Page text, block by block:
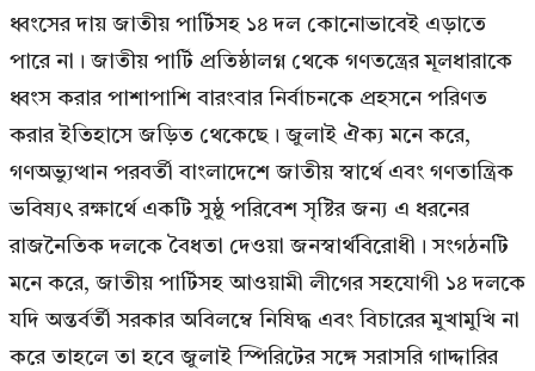
ধ্বংসের দায় জাতীয় পার্টিসহ ১৪ দল কোনোভাবেই এড়াতে
পারে না। জাতীয় পার্টি প্রতিষ্ঠালগ্ন থেকে গণতন্ত্রের মূলধারাকে
ধ্বংস করার পাশাপাশি বারংবার নির্বাচনকে প্রহসনে পরিণত
করার ইতিহাসে জড়িত থেকেছে। জুলাই ঐক্য মনে করে,
গণঅভ্যুত্থান পরবর্তী বাংলাদেশে জাতীয় স্বার্থে এবং গণতান্ত্রিক
ভবিষ্যৎ রক্ষার্থে একটি সুষ্ঠু পরিবেশ সৃষ্টির জন্য এ ধরনের
রাজনৈতিক দলকে বৈধতা দেওয়া জনস্বার্থবিরোধী। সংগঠনটি
মনে করে, জাতীয় পার্টিসহ আওয়ামী লীগের সহযোগী ১৪ দলকে
যদি অন্তর্বর্তী সরকার অবিলম্বে নিষিদ্ধ এবং বিচারের মুখামুখি না
করে তাহলে তা হবে জুলাই স্পিরিটের সঙ্গে সরাসরি গাদ্দারির